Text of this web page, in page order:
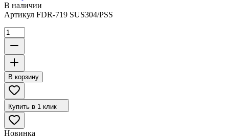
В наличии
Артикул FDR-719 SUS304/PSS
В корзину
Купить в 1 клик
Новинка